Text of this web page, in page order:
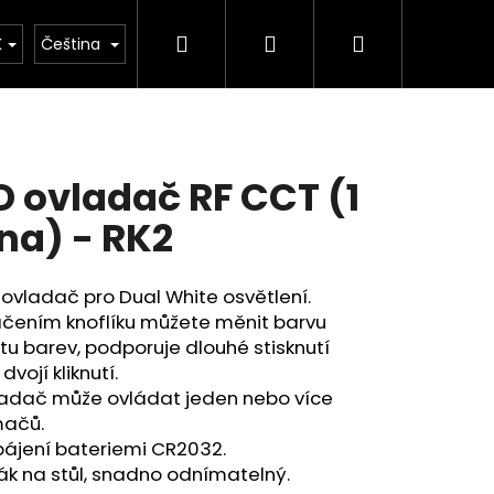
Čeština Hledat PřihlášeníNákupní
ovladač RF CCT (1
- RK2
ovladač pro Dual White osvětlení.
knoflíku můžete měnit barvu
barev, podporuje dlouhé stisknutí
kliknutí.
může ovládat jeden nebo více
bateriemi CR2032.
na stůl, snadno odnímatelný.